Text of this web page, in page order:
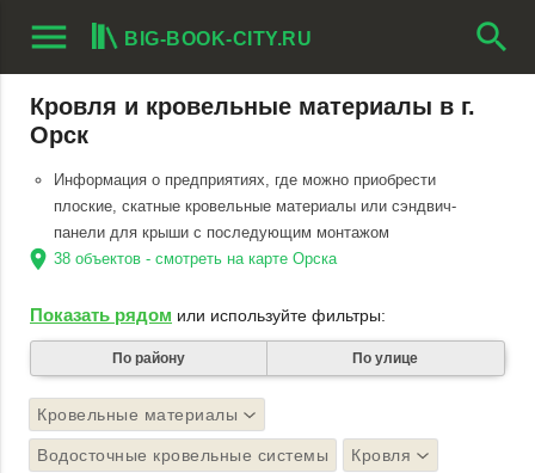
menu BIG-BOOK-CITY.RU search
Кровля и кровельные материалы в г.
Орск
Информация о предприятиях, где можно приобрести
плоские, скатные кровельные материалы или сэндвич-
панели для крыши с последующим монтажом
location_on 38 объектов - смотреть на карте Орска
Показать рядом или используйте фильтры:
По району По улице
Кровельные материалы
Водосточные кровельные системы
Кровля